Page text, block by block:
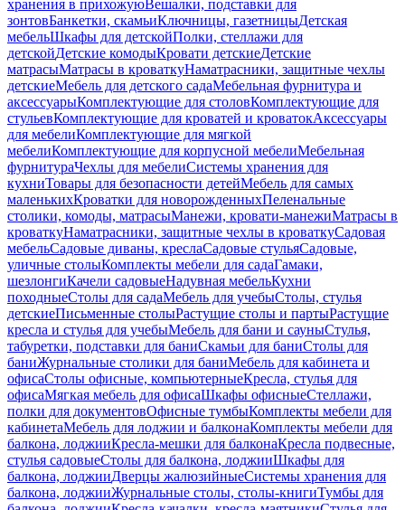
хранения в прихожуюВешалки, подставки для
зонтовБанкетки, скамьиКлючницы, газетницыДетская
мебельШкафы для детскойПолки, стеллажи для
детскойДетские комодыКровати детскиеДетские
матрасыМатрасы в кроваткуНаматрасники, защитные чехлы
детскиеМебель для детского садаМебельная фурнитура и
аксессуарыКомплектующие для столовКомплектующие для
стульевКомплектующие для кроватей и кроватокАксессуары
для мебелиКомплектующие для мягкой
мебелиКомплектующие для корпусной мебелиМебельная
фурнитураЧехлы для мебелиСистемы хранения для
кухниТовары для безопасности детейМебель для самых
маленькихКроватки для новорожденныхПеленальные
столики, комоды, матрасыМанежи, кровати-манежиМатрасы в
кроваткуНаматрасники, защитные чехлы в кроваткуСадовая
мебельСадовые диваны, креслаСадовые стульяСадовые,
уличные столыКомплекты мебели для садаГамаки,
шезлонгиКачели садовыеНадувная мебельКухни
походныеСтолы для садаМебель для учебыСтолы, стулья
детскиеПисьменные столыРастущие столы и партыРастущие
кресла и стулья для учебыМебель для бани и сауныСтулья,
табуретки, подставки для баниСкамьи для баниСтолы для
баниЖурнальные столики для баниМебель для кабинета и
офисаСтолы офисные, компьютерныеКресла, стулья для
офисаМягкая мебель для офисаШкафы офисныеСтеллажи,
полки для документовОфисные тумбыКомплекты мебели для
кабинетаМебель для лоджии и балконаКомплекты мебели для
балкона, лоджииКресла-мешки для балконаКресла подвесные,
стулья садовыеСтолы для балкона, лоджииШкафы для
балкона, лоджииДверцы жалюзийныеСистемы хранения для
балкона, лоджииЖурнальные столы, столы-книгиТумбы для